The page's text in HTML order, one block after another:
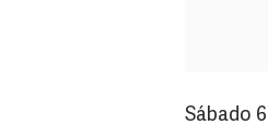
Sábado